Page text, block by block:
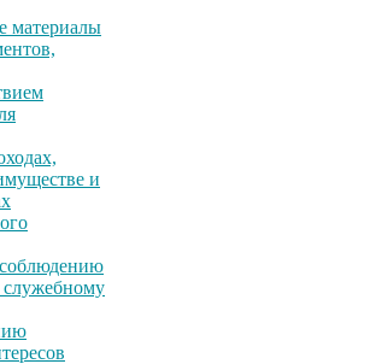
материалы
и
служебному